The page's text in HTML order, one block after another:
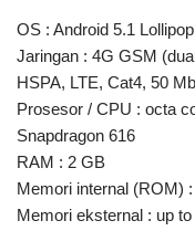
OS : Android 5.1 Lollipop
Jaringan : 4G GSM
HSPA, LTE, Cat4, 50
Prosesor / CPU : octa
Snapdragon 616
RAM : 2 GB
Memori internal (ROM)
Memori eksternal : up